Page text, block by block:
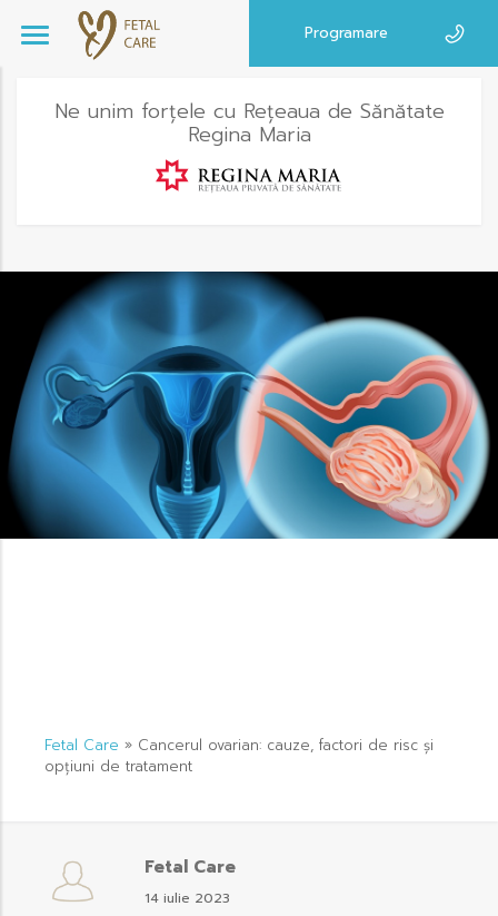
Programare
Ne unim forțele cu Rețeaua de Sănătate
Regina Maria
Fetal Care » Cancerul ovarian: cauze, factori de risc și
opțiuni de tratament
Fetal Care
14 iulie 2023